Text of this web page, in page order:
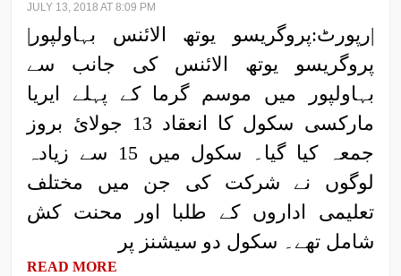
JULY 13, 2018 AT 8:09 PM
|رپورٹ:پروگریسو یوتھ الائنس بہاولپور|
پروگریسو یوتھ الائنس کی جانب سے
بہاولپور میں موسم گرما کے پہلے ایریا
مارکسی سکول کا انعقاد 13 جولائ بروز
جمعہ کیا گیا۔ سکول میں 15 سے زیادہ
لوگوں نے شرکت کی جن میں مختلف
تعلیمی اداروں کے طلبا اور محنت کش
شامل تھے۔ سکول دو سیشنز پر
READ MORE